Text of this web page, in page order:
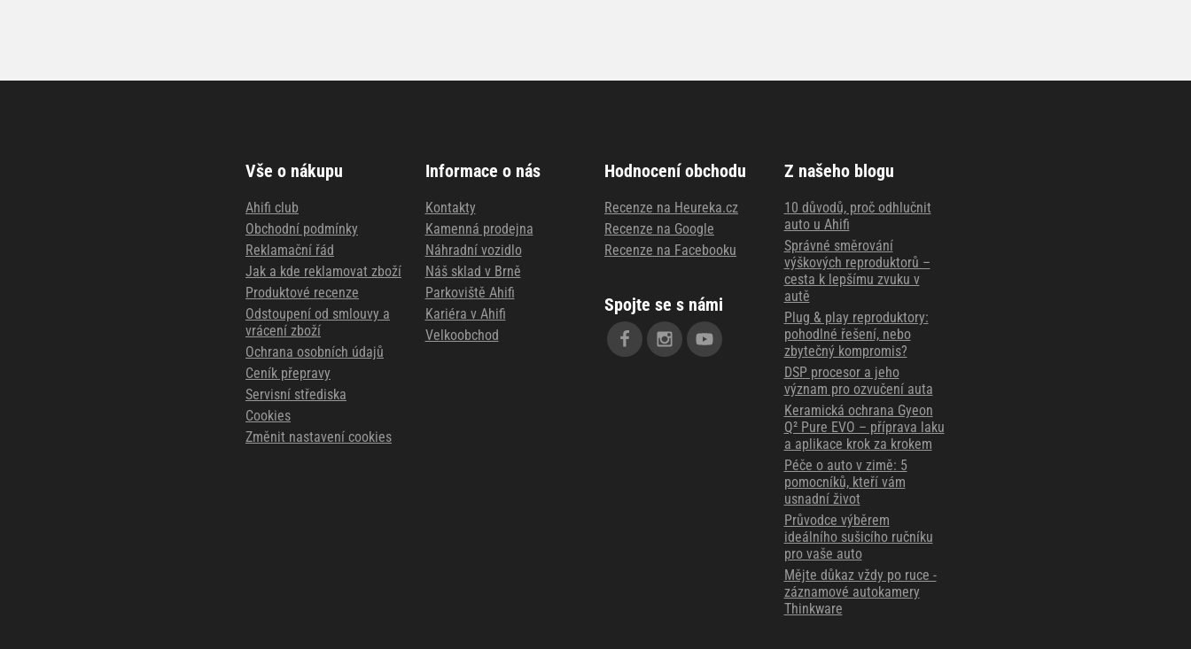
Vše o nákupu
Ahifi club
Obchodní podmínky
Reklamační řád
Jak a kde reklamovat zboží
Produktové recenze
Odstoupení od smlouvy a
vrácení zboží
Ochrana osobních údajů
Ceník přepravy
Servisní střediska
Cookies
Změnit nastavení cookies
Informace o nás
Kontakty
Kamenná prodejna
Náhradní vozidlo
Náš sklad v Brně
Parkoviště Ahifi
Kariéra v Ahifi
Velkoobchod
Hodnocení obchodu
Recenze na Heureka.cz
Recenze na Google
Recenze na Facebooku
Spojte se s námi
Z našeho blogu
10 důvodů, proč odhlučnit
auto u Ahifi
Správné směrování
výškových reproduktorů –
cesta k lepšímu zvuku v
autě
Plug & play reproduktory:
pohodlné řešení, nebo
zbytečný kompromis?
DSP procesor a jeho
význam pro ozvučení auta
Keramická ochrana Gyeon
Q² Pure EVO – příprava laku
a aplikace krok za krokem
Péče o auto v zimě: 5
pomocníků, kteří vám
usnadní život
Průvodce výběrem
ideálního sušicího ručníku
pro vaše auto
Mějte důkaz vždy po ruce -
záznamové autokamery
Thinkware